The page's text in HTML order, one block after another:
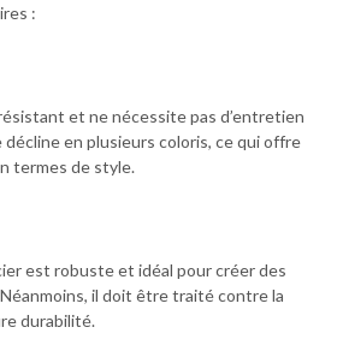
:
et ne nécessite pas d’entretien
décline en plusieurs coloris, ce qui offre
termes de style.
est robuste et idéal pour créer des
il doit être traité contre la
durabilité.